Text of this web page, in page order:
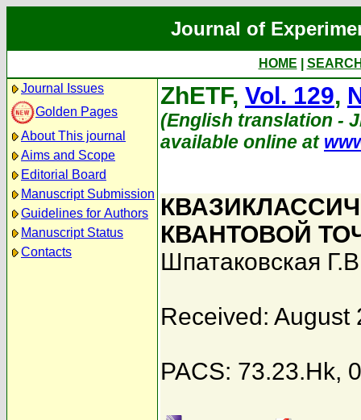
Journal of
HOME
Journal Issues
Golden Pages
About This journal
Aims and Scope
Editorial Board
Manuscript Submission
Guidelines for Authors
Manuscript Status
Contacts
ZhETF, Vol. 129,
(English translation -
available online at
КВАНТОВОЙ
Шпатаковская
Received: August
PACS: 73.23.Hk,